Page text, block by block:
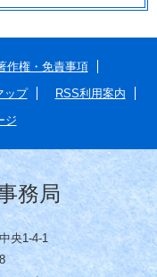
作権・免責事項
ップ
RSS利用案内
ジ
務局
央1-4-1